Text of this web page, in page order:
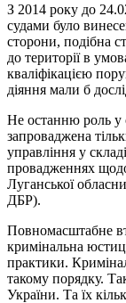
З 2014 року до
судами було
сторони, подібна
до території в
кваліфікацією
діяння мали б
Не останню роль у
запроваджена
управління у
провадженнях щодо
Луганської
ДБР).
Повномасштабне
кримінальна
практики.
такому порядку.
України. Та їх